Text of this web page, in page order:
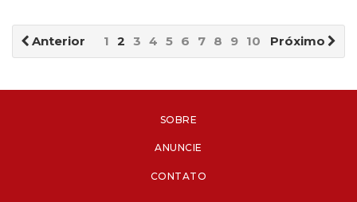
Anterior Próximo
1 2 3 4 5 6 7 8 9 10
SOBRE
ANUNCIE
CONTATO